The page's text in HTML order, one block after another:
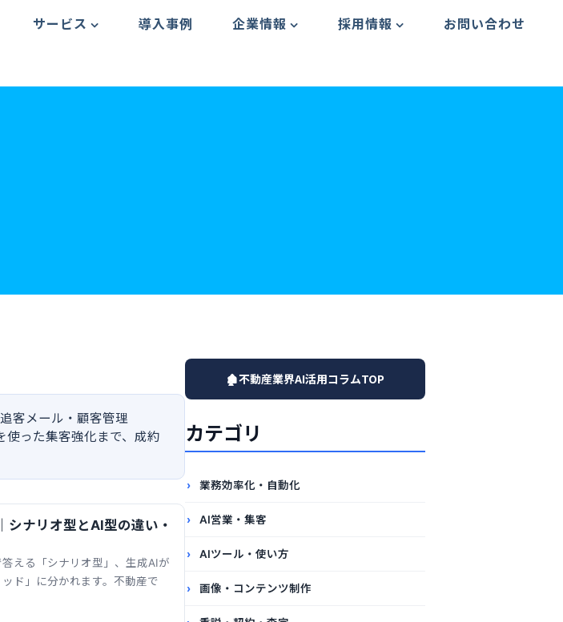
サービス 導入事例 企業情報 採用情報 お問い合わせ
客メール・顧客管理
使った集客強化まで、成約
シナリオ型とAI型の違い・
える「シナリオ型」、生成AIが
ド」に分かれます。不動産で
🏚️不動産業界AI活用コラムTOP
カテゴリ
業務効率化・自動化
AI営業・集客
AIツール・使い方
画像・コンテンツ制作